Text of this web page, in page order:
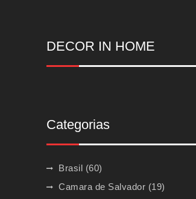
DECOR IN HOME
Categorias
Brasil (60)
Camara de Salvador (19)